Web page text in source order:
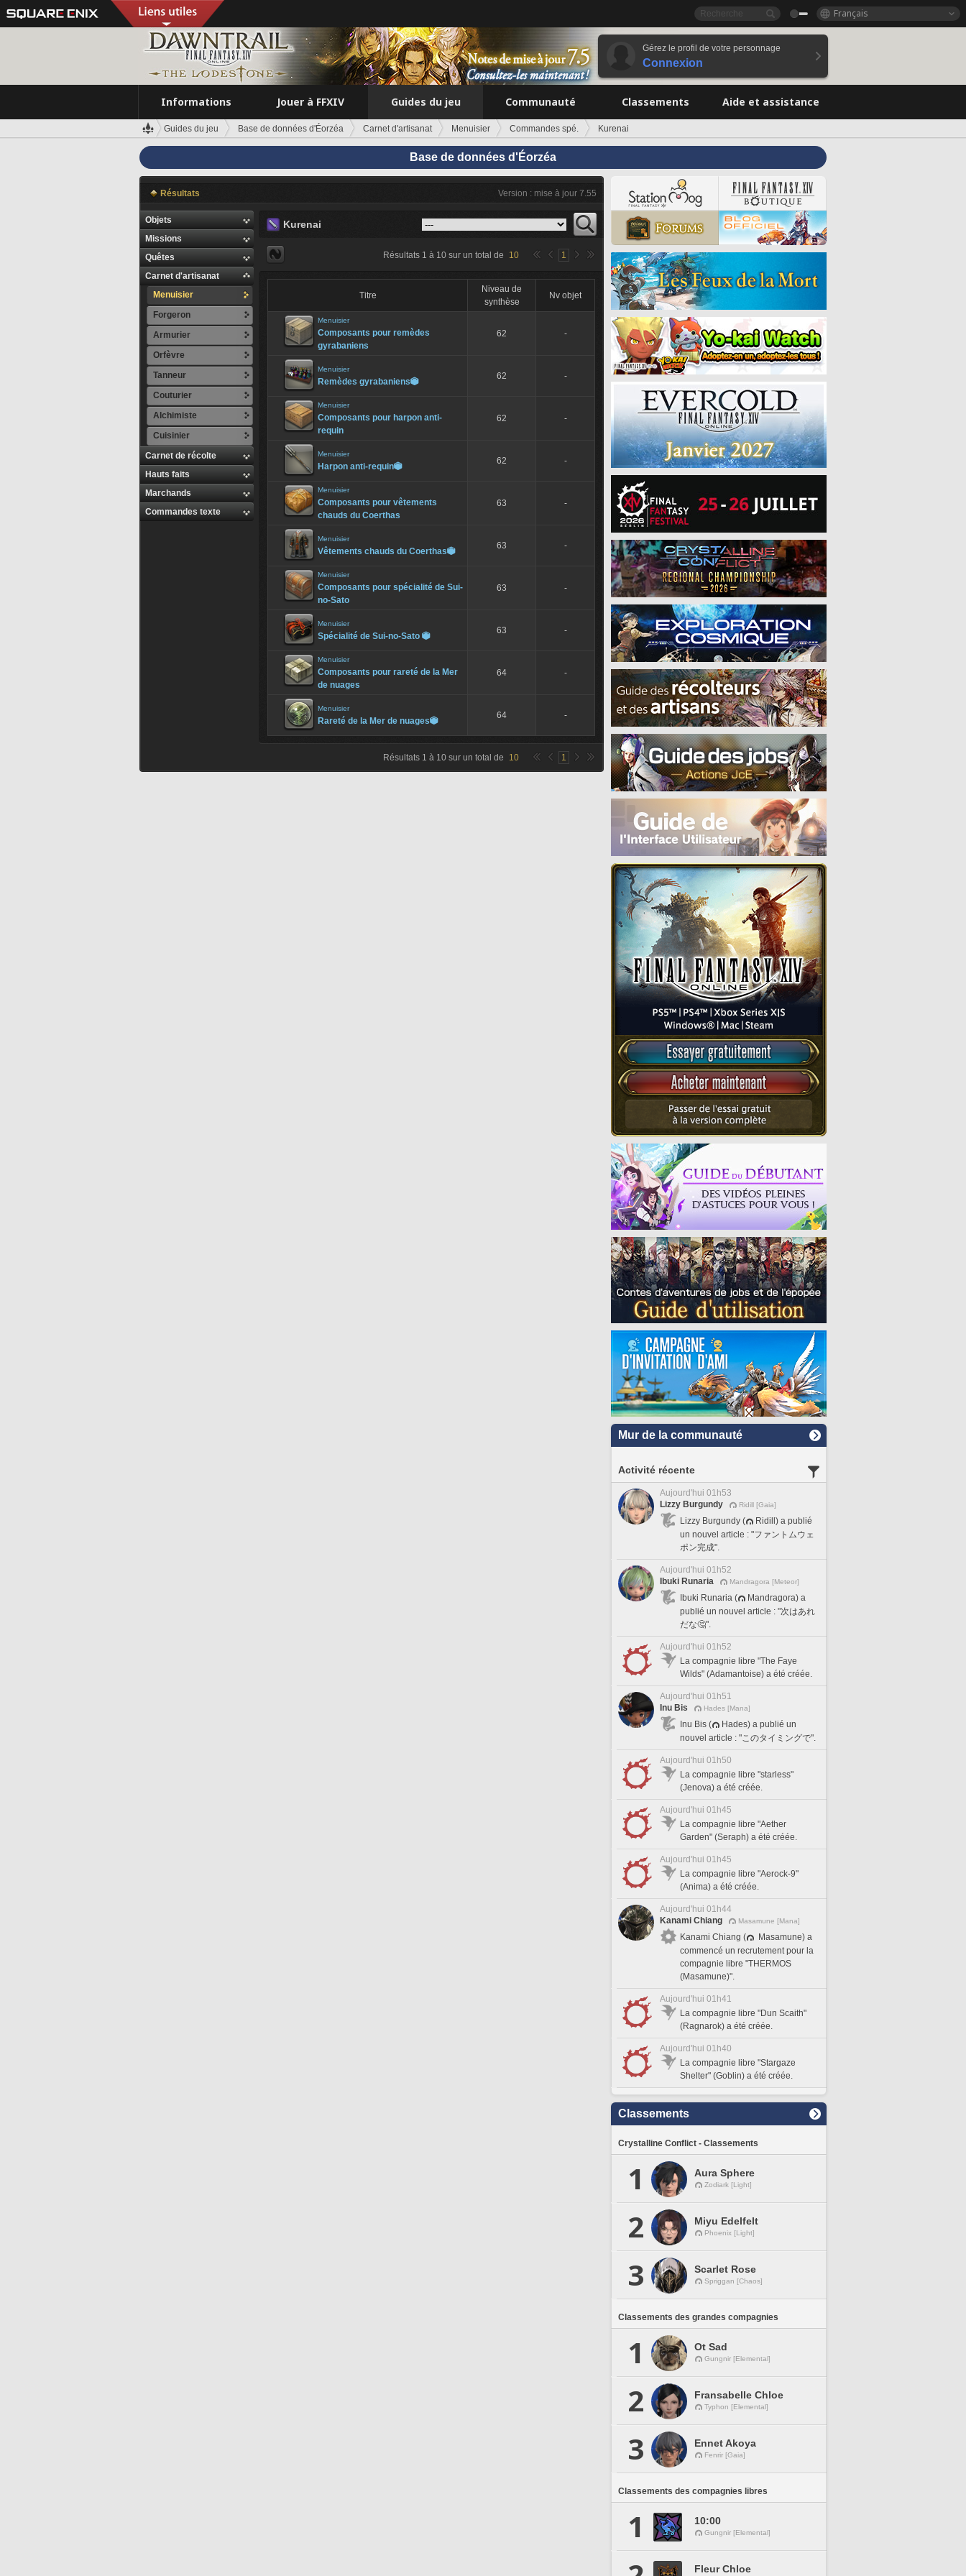
Français
Gérez le profil de votre personnage
Connexion
Informations Jouer à FFXIV Guides du jeu Communauté Classements Aide et assistance
Guides du jeu Base de données d'Éorzéa Carnet d'artisanat Menuisier Commandes spé. Kurenai
Base de données d'Éorzéa
Résultats Version : mise à jour 7.55
Objets
Missions
Quêtes
Carnet d'artisanat
Menuisier
Forgeron
Armurier
Orfèvre
Tanneur
Couturier
Alchimiste
Cuisinier
Carnet de récolte
Hauts faits
Marchands
Commandes texte
Kurenai
Résultats 1 à 10 sur un total de 10 1
Titre
Niveau de
synthèse
Nv objet
Menuisier
Composants pour remèdes
gyrabaniens
62 -
Menuisier
Remèdes gyrabaniens
62 -
Menuisier
Composants pour harpon anti-
requin
62 -
Menuisier
Harpon anti-requin
62 -
Menuisier
Composants pour vêtements
chauds du Coerthas
63 -
Menuisier
Vêtements chauds du Coerthas
63 -
Menuisier
Composants pour spécialité de Sui-
no-Sato
63 -
Menuisier
Spécialité de Sui-no-Sato 
63 -
Menuisier
Composants pour rareté de la Mer
de nuages
64 -
Menuisier
Rareté de la Mer de nuages
64 -
Résultats 1 à 10 sur un total de 10 1
Mur de la communauté
Activité récente
Aujourd'hui 01h53
Lizzy Burgundy
Ridill [Gaia]
Lizzy Burgundy (
Ridill) a publié
un nouvel article : "ファントムウェ
ポン完成".
Aujourd'hui 01h52
Ibuki Runaria
Mandragora [Meteor]
Ibuki Runaria (
Mandragora) a
publié un nouvel article : "次はあれ
だな🤔".
Aujourd'hui 01h52
La compagnie libre "The Faye
Wilds" (Adamantoise) a été créée.
Aujourd'hui 01h51
Inu Bis
Hades [Mana]
Inu Bis (
Hades) a publié un
nouvel article : "このタイミングで".
Aujourd'hui 01h50
La compagnie libre "starless"
(Jenova) a été créée.
Aujourd'hui 01h45
La compagnie libre "Aether
Garden" (Seraph) a été créée.
Aujourd'hui 01h45
La compagnie libre "Aerock-9"
(Anima) a été créée.
Aujourd'hui 01h44
Kanami Chiang
Masamune [Mana]
Kanami Chiang (
Masamune) a
commencé un recrutement pour la
compagnie libre "THERMOS
(Masamune)".
Aujourd'hui 01h41
La compagnie libre "Dun Scaith"
(Ragnarok) a été créée.
Aujourd'hui 01h40
La compagnie libre "Stargaze
Shelter" (Goblin) a été créée.
Classements
Crystalline Conflict - Classements
1 Aura Sphere
Zodiark [Light]
2 Miyu Edelfelt
Phoenix [Light]
3 Scarlet Rose
Spriggan [Chaos]
Classements des grandes compagnies
1 Ot Sad
Gungnir [Elemental]
2 Fransabelle Chloe
Typhon [Elemental]
3 Ennet Akoya
Fenrir [Gaia]
Classements des compagnies libres
1 10:00
Gungnir [Elemental]
Fleur Chloe